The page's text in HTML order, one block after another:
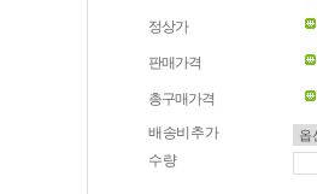
정상가
판매가격
총구매가격
배송비추가
수량